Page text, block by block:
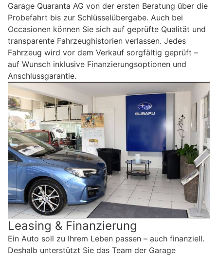
Garage Quaranta AG von der ersten Beratung über die
Probefahrt bis zur Schlüsselübergabe. Auch bei
Occasionen können Sie sich auf geprüfte Qualität und
transparente Fahrzeughistorien verlassen. Jedes
Fahrzeug wird vor dem Verkauf sorgfältig geprüft –
auf Wunsch inklusive Finanzierungsoptionen und
Anschlussgarantie.
Leasing & Finanzierung
Ein Auto soll zu Ihrem Leben passen – auch finanziell.
Deshalb unterstützt Sie das Team der Garage